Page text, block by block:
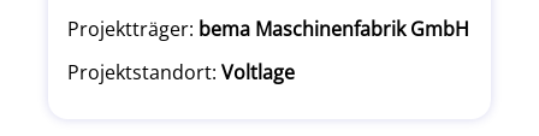
Projektträger: bema Maschinenfabrik GmbH
Projektstandort: Voltlage